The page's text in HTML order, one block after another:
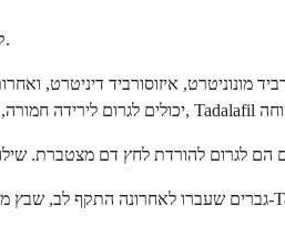
קיימות התוויות נגד ברורות החלות ללא קשר אם נוטלים את המותג או הגנרי.